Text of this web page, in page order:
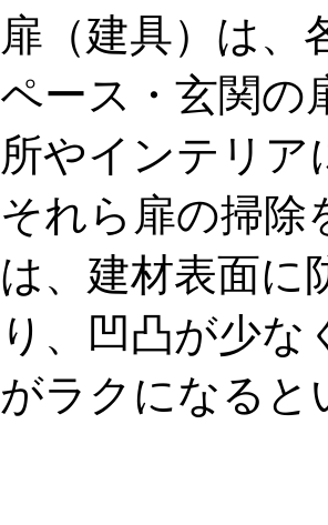
扉（建具）は、
ペース・玄関の
所やインテリ
それら扉の掃除
は、建材表面に
り、凹凸が少
がラクになると